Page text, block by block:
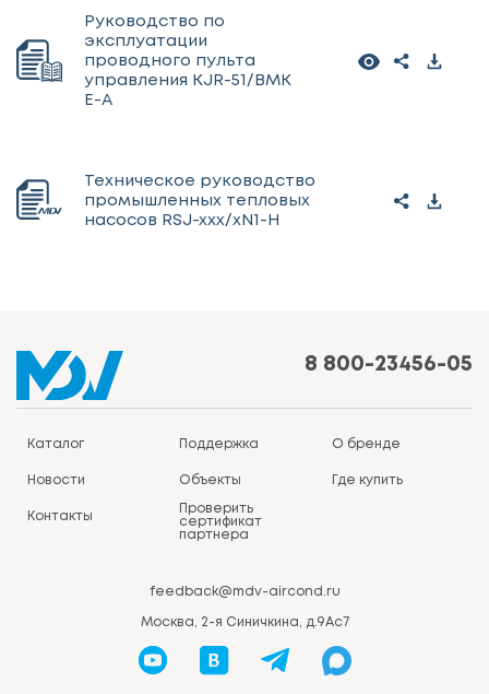
Руководство по
эксплуатации
проводного пульта
управления KJR-51/BMK
E-A
Техническое руководство
промышленных тепловых
насосов RSJ-xxx/xN1-H
8 800-23456-05
Каталог Поддержка О бренде
Новости Объекты Где купить
Контакты
Проверить
сертификат
партнера
feedback@mdv-aircond.ru
Москва, 2-я Синичкина, д.9Ас7